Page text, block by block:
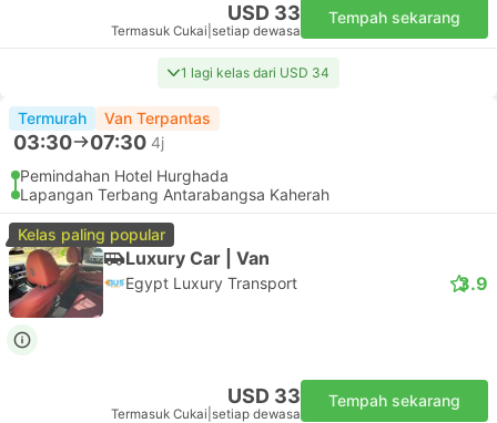
USD 33
Termasuk Cukai setiap dewasa
Tempah sekarang
1 lagi kelas dari USD 34
Termurah Van Terpantas
03:30 07:30 4j
Pemindahan Hotel Hurghada
Lapangan Terbang Antarabangsa Kaherah
Kelas paling popular
Luxury Car | Van
Egypt Luxury Transport 3.9
USD 33
Termasuk Cukai setiap dewasa
Tempah sekarang